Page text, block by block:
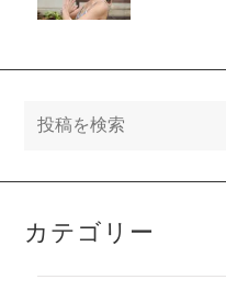
カテゴリー